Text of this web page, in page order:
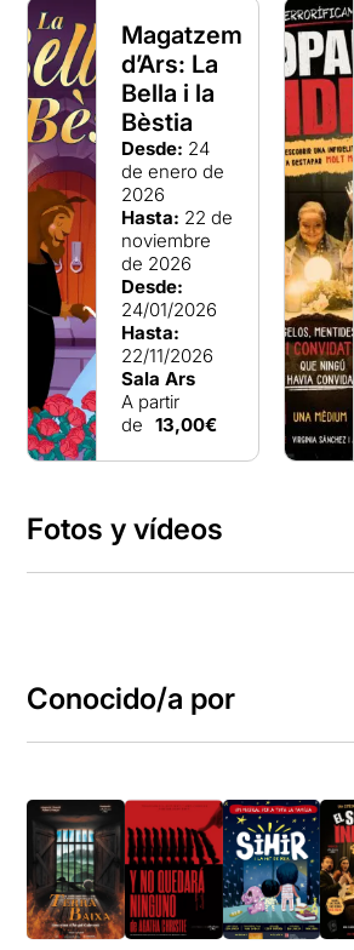
Magatzem
d’Ars: La
Bella i la
Bèstia
Desde: 24
de enero de
2026
Hasta: 22 de
noviembre
de 2026
Desde:
24/01/2026
Hasta:
22/11/2026
Sala Ars
A partir
de 13,00€
Fotos y vídeos
Conocido/a por